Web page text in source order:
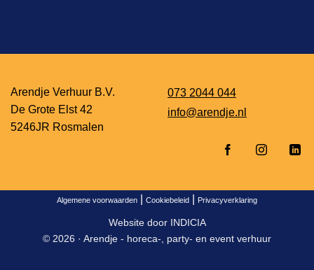
Arendje Verhuur B.V.
De Grote Elst 42
5246JR Rosmalen
073 2044 044
info@arendje.nl
Algemene voorwaarden Cookiebeleid Privacyverklaring
Website door INDICIA
© 2026 · Arendje - horeca-, party- en event verhuur